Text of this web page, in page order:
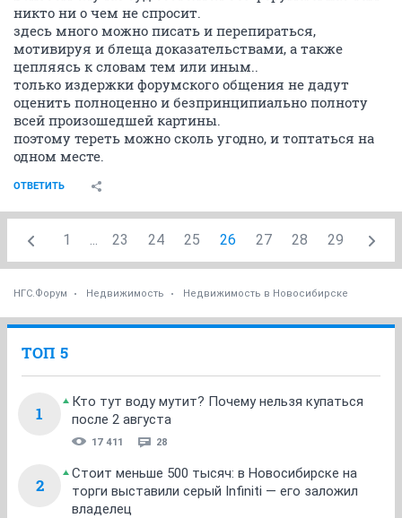
никто ни о чем не спросит.
здесь много можно писать и перепираться,
мотивируя и блеща доказательствами, а также
цепляясь к словам тем или иным..
только издержки форумского общения не дадут
оценить полноценно и безпринципиально полноту
всей произошедшей картины.
поэтому тереть можно сколь угодно, и топтаться на
одном месте.
ОТВЕТИТЬ
1 ... 23 24 25 26 27 28 29
НГС.Форум Недвижимость Недвижимость в Новосибирске
ТОП 5
1
Кто тут воду мутит? Почему нельзя купаться
после 2 августа
17 411 28
2
Стоит меньше 500 тысяч: в Новосибирске на
торги выставили серый Infiniti — его заложил
владелец